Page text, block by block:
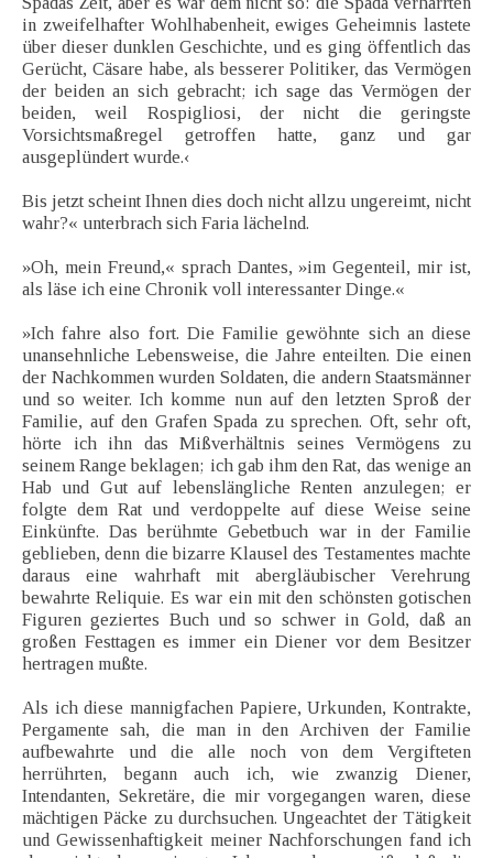
in zweifelhafter Wohlhabenheit, ewiges Geheimnis lastete
über dieser dunklen Geschichte, und es ging öffentlich das
Gerücht, Cäsare habe, als besserer Politiker, das Vermögen
der beiden an sich gebracht; ich sage das Vermögen der
beiden, weil Rospigliosi, der nicht die geringste
Vorsichtsmaßregel getroffen hatte, ganz und gar
ausgeplündert wurde.‹
Bis jetzt scheint Ihnen dies doch nicht allzu ungereimt, nicht
wahr?« unterbrach sich Faria lächelnd.
»Oh, mein Freund,« sprach Dantes, »im Gegenteil, mir ist,
als läse ich eine Chronik voll interessanter Dinge.«
»Ich fahre also fort. Die Familie gewöhnte sich an diese
unansehnliche Lebensweise, die Jahre enteilten. Die einen
der Nachkommen wurden Soldaten, die andern Staatsmänner
und so weiter. Ich komme nun auf den letzten Sproß der
Familie, auf den Grafen Spada zu sprechen. Oft, sehr oft,
hörte ich ihn das Mißverhältnis seines Vermögens zu
seinem Range beklagen; ich gab ihm den Rat, das wenige an
Hab und Gut auf lebenslängliche Renten anzulegen; er
folgte dem Rat und verdoppelte auf diese Weise seine
Einkünfte. Das berühmte Gebetbuch war in der Familie
geblieben, denn die bizarre Klausel des Testamentes machte
daraus eine wahrhaft mit abergläubischer Verehrung
bewahrte Reliquie. Es war ein mit den schönsten gotischen
Figuren geziertes Buch und so schwer in Gold, daß an
großen Festtagen es immer ein Diener vor dem Besitzer
hertragen mußte.
Als ich diese mannigfachen Papiere, Urkunden, Kontrakte,
Pergamente sah, die man in den Archiven der Familie
aufbewahrte und die alle noch von dem Vergifteten
herrührten, begann auch ich, wie zwanzig Diener,
Intendanten, Sekretäre, die mir vorgegangen waren, diese
mächtigen Päcke zu durchsuchen. Ungeachtet der Tätigkeit
und Gewissenhaftigkeit meiner Nachforschungen fand ich